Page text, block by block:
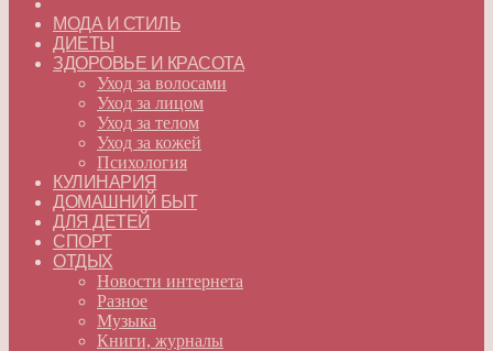
МОДА И СТИЛЬ
ДИЕТЫ
ЗДОРОВЬЕ И КРАСОТА
Уход за волосами
Уход за лицом
Уход за телом
Уход за кожей
Психология
КУЛИНАРИЯ
ДОМАШНИЙ БЫТ
ДЛЯ ДЕТЕЙ
СПОРТ
ОТДЫХ
Новости интернета
Разное
Музыка
Книги, журналы